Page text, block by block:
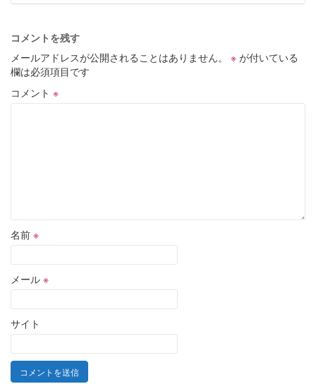
コメントを残す
メールアドレスが公開されることはありません。
※ が付いている
欄は必須項目です
コメント ※
名前 ※
メール ※
サイト